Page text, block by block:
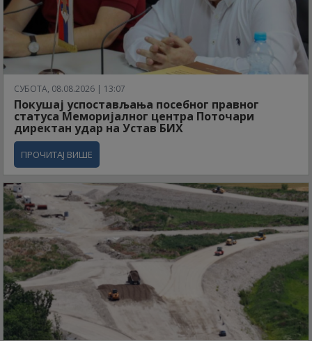
СУБОТА, 08.08.2026 | 13:07
Покушај успостављања посебног правног
статуса Меморијалног центра Поточари
директан удар на Устав БИХ
ПРОЧИТАЈ ВИШЕ